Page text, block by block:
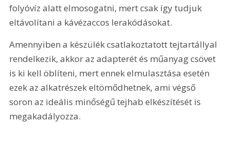
folyóvíz alatt elmosogatni, mert csak így tudjuk
eltávolítani a kávézaccos lerakódásokat.
Amennyiben a készülék csatlakoztatott tejtartállyal
rendelkezik, akkor az adapterét és műanyag csövet
is ki kell öblíteni, mert ennek elmulasztása esetén
ezek az alkatrészek eltömődhetnek, ami végső
soron az ideális minőségű tejhab elkészítését is
megakadályozza.